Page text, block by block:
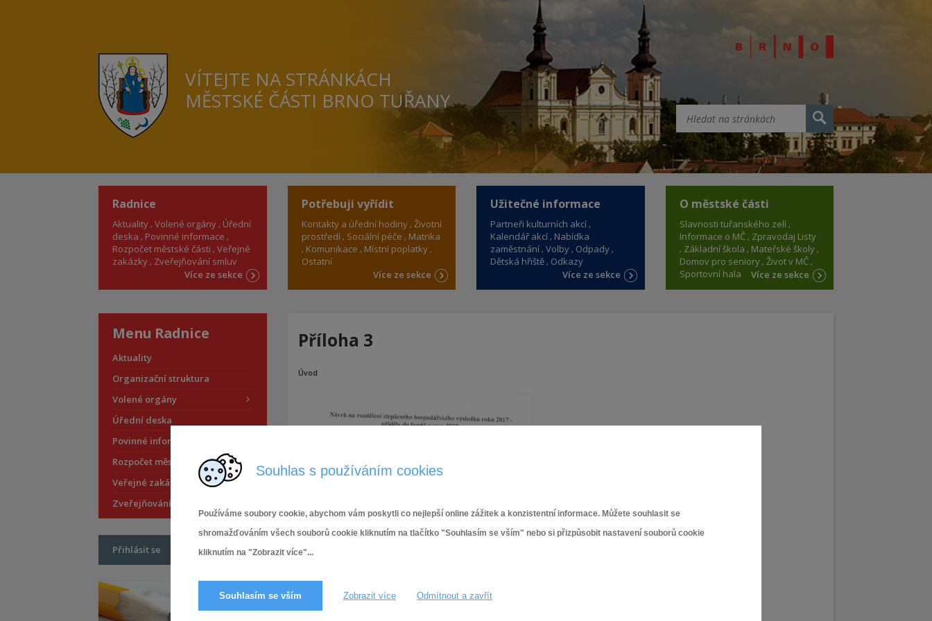
Souhlas s používáním cookies
Používáme soubory cookie, abychom vám poskytli co nejlepší online zážitek a konzistentní informace. Můžete souhlasit se
shromažďováním všech souborů cookie kliknutím na tlačítko "Souhlasím se vším" nebo si přizpůsobit nastavení souborů cookie
kliknutím na "Zobrazit více"...
Souhlasím se vším Zobrazit více Odmítnout a zavřít
VÍTEJTE NA STRÁNKÁCH
MĚSTSKÉ ČÁSTI BRNO TUŘANY
Radnice
Aktuality Volené orgány Úřední
deska
Povinné informace
Rozpočet městské části Veřejné
zakázky Zveřejňování smluv
Více ze sekce
Potřebuji vyřídit
Kontakty a úřední hodiny Životní
prostředí Sociální péče
Matrika
Komunikace
Místní poplatky
Ostatní
Více ze sekce
Užitečné informace
Partneři kulturních akcí
Kalendář akcí Nabídka
zaměstnání Volby Odpady
Dětská hřiště Odkazy
Více ze sekce
O městské části
Slavnosti tuřanského zelí
Informace o MČ Zpravodaj Listy
Základní škola
Mateřské školy
Domov pro seniory Život v MČ
Sportovní hala
Více ze sekce
Příloha 3
Úvod
Menu Radnice
Aktuality
Organizační struktura
Volené orgány
Úřední deska
Povinné informace
Rozpočet městské části
Veřejné zakázky
Zveřejňování smluv
Přihlásit se